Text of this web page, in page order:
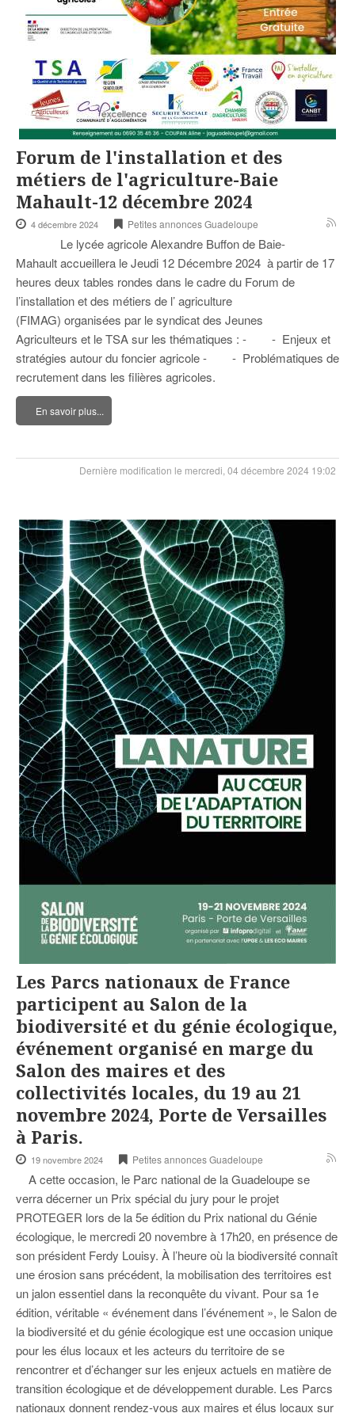
Forum de l'installation et des
métiers de l'agriculture-Baie
Mahault-12 décembre 2024
4 décembre 2024 Petites annonces Guadeloupe
Le lycée agricole Alexandre Buffon de Baie-
Mahault accueillera le Jeudi 12 Décembre 2024 à partir de 17
heures deux tables rondes dans le cadre du Forum de
l’installation et des métiers de l’ agriculture
(FIMAG) organisées par le syndicat des Jeunes
Agriculteurs et le TSA sur les thématiques : - - Enjeux et
stratégies autour du foncier agricole - - Problématiques de
recrutement dans les filières agricoles.
En savoir plus...
Dernière modification le mercredi, 04 décembre 2024 19:02
Les Parcs nationaux de France
participent au Salon de la
biodiversité et du génie écologique,
événement organisé en marge du
Salon des maires et des
collectivités locales, du 19 au 21
novembre 2024, Porte de Versailles
à Paris.
19 novembre 2024 Petites annonces Guadeloupe
A cette occasion, le Parc national de la Guadeloupe se
verra décerner un Prix spécial du jury pour le projet
PROTEGER lors de la 5e édition du Prix national du Génie
écologique, le mercredi 20 novembre à 17h20, en présence de
son président Ferdy Louisy. À l’heure où la biodiversité connaît
une érosion sans précédent, la mobilisation des territoires est
un jalon essentiel dans la reconquête du vivant. Pour sa 1e
édition, véritable « événement dans l’événement », le Salon de
la biodiversité et du génie écologique est une occasion unique
pour les élus locaux et les acteurs du territoire de se
rencontrer et d’échanger sur les enjeux actuels en matière de
transition écologique et de développement durable. Les Parcs
nationaux donnent rendez-vous aux maires et élus locaux sur